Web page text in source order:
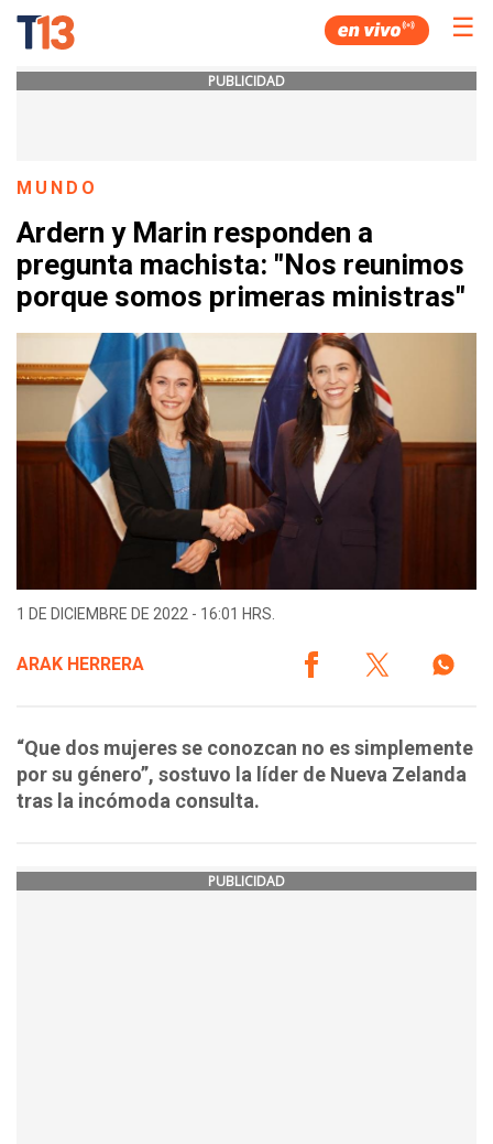
☰
PUBLICIDAD
MUNDO
Ardern y Marin responden a
pregunta machista: "Nos reunimos
porque somos primeras ministras"
1 DE DICIEMBRE DE 2022 - 16:01 HRS.
ARAK HERRERA
“Que dos mujeres se conozcan no es simplemente
por su género”, sostuvo la líder de Nueva Zelanda
tras la incómoda consulta.
PUBLICIDAD